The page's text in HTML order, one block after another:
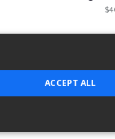
ACCEPT ALL